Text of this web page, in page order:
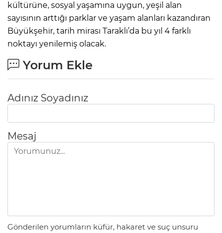
kültürüne, sosyal yaşamına uygun, yeşil alan
sayısının arttığı parklar ve yaşam alanları kazandıran
Büyükşehir, tarih mirası Taraklı’da bu yıl 4 farklı
noktayı yenilemiş olacak.
Yorum Ekle
Adınız Soyadınız
Mesaj
Gönderilen yorumların küfür, hakaret ve suç unsuru